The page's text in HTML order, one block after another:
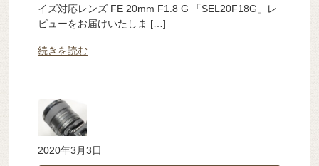
イズ対応レンズ FE 20mm F1.8 G 「SEL20F18G」レ
ビューをお届けいたしま […]
続きを読む
2020年3月3日